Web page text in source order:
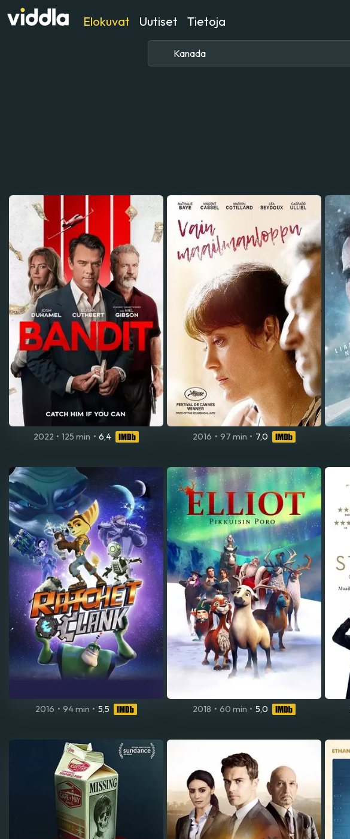
Elokuvat Uutiset Tietoja
2022 • 125 min • 6,4 2016 • 97 min • 7,0
2016 • 94 min • 5,5 2018 • 60 min • 5,0